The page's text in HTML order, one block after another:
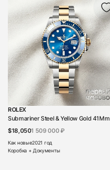
ROLEX
Submariner Steel & Yellow Gold 41Mm
$18,0501 509 000 ₽
Как новые2021 год
Коробка + Документы